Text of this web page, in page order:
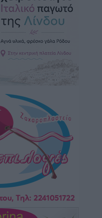
της Δημοτικής
αύριο Παρασκευή 7
να ενισχύεται,
μετά ευχαριστιών
για δύο